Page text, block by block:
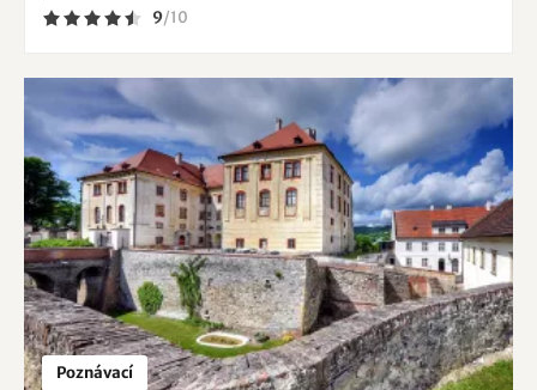
9/10
Poznávací